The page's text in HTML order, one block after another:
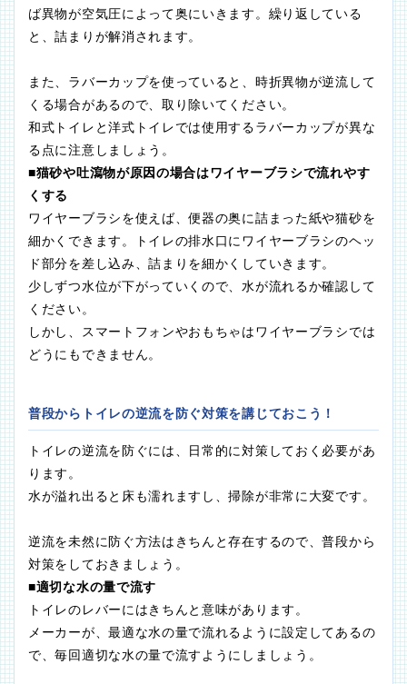
ば異物が空気圧によって奥にいきます。繰り返している
と、詰まりが解消されます。
また、ラバーカップを使っていると、時折異物が逆流して
くる場合があるので、取り除いてください。
和式トイレと洋式トイレでは使用するラバーカップが異な
る点に注意しましょう。
■猫砂や吐瀉物が原因の場合はワイヤーブラシで流れやす
くする
ワイヤーブラシを使えば、便器の奥に詰まった紙や猫砂を
細かくできます。トイレの排水口にワイヤーブラシのヘッ
ド部分を差し込み、詰まりを細かくしていきます。
少しずつ水位が下がっていくので、水が流れるか確認して
ください。
しかし、スマートフォンやおもちゃはワイヤーブラシでは
どうにもできません。
普段からトイレの逆流を防ぐ対策を講じておこう！
トイレの逆流を防ぐには、日常的に対策しておく必要があ
ります。
水が溢れ出ると床も濡れますし、掃除が非常に大変です。
逆流を未然に防ぐ方法はきちんと存在するので、普段から
対策をしておきましょう。
■適切な水の量で流す
トイレのレバーにはきちんと意味があります。
メーカーが、最適な水の量で流れるように設定してあるの
で、毎回適切な水の量で流すようにしましょう。